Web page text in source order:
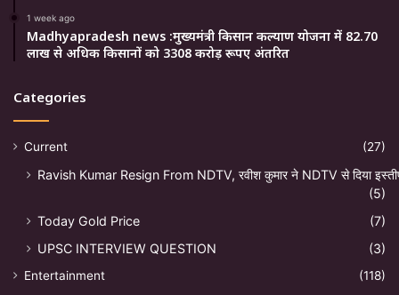
1 week ago
Madhyapradesh news :मुख्यमंत्री किसान कल्याण योजना में 82.70
लाख से अधिक किसानों को 3308 करोड़ रूपए अंतरित
Categories
Current (27)
Ravish Kumar Resign From NDTV, रवीश कुमार ने NDTV से दिया
(5)
Today Gold Price
(7)
UPSC INTERVIEW QUESTION
(3)
Entertainment (118)